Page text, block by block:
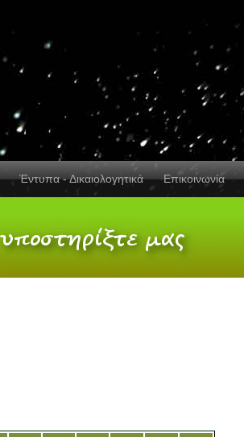
Έντυπα - Δικαιολογητικά Επικοινωνία